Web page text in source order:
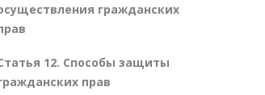
гражданских
12. Способы защиты
прав